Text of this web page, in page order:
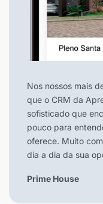
Nos nossos mais
que o CRM da
sofisticado que
pouco para
oferece. Muito
dia a dia da sua
Prime House